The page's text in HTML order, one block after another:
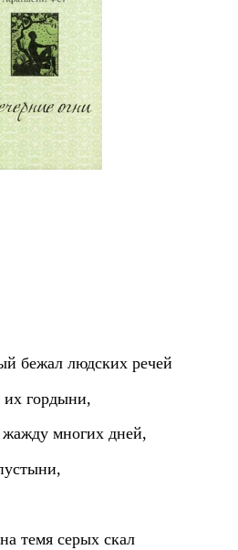
бежал людских речей
гордыни,
многих дней,
темя серых скал